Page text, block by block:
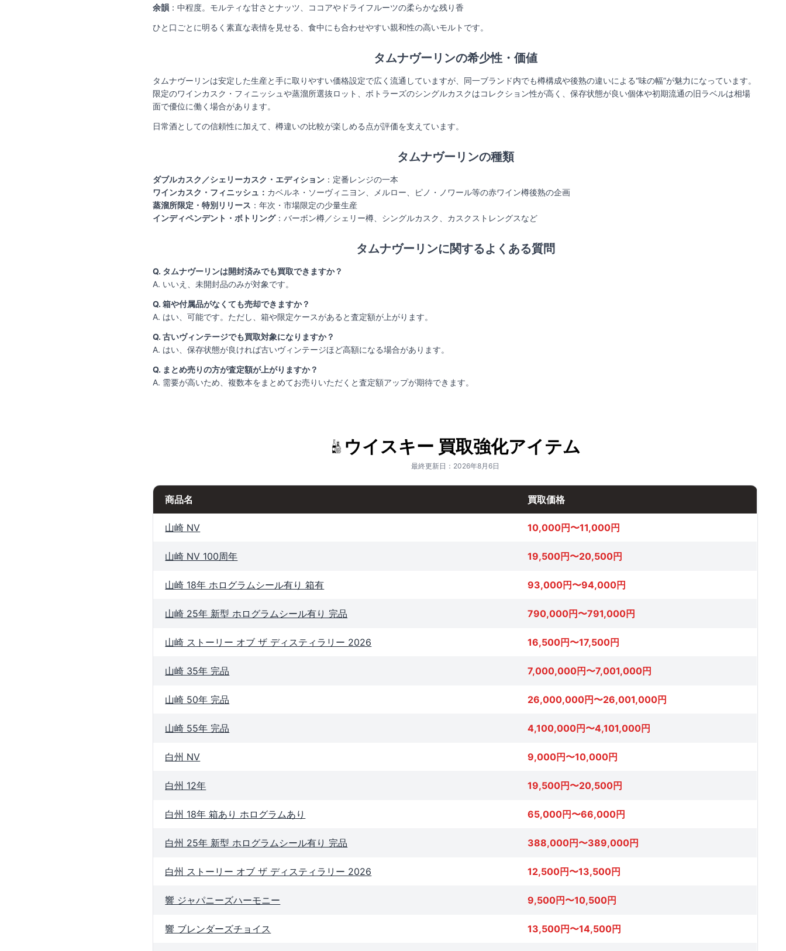
余韻 ：中程度。モルティな甘さとナッツ、ココアやドライフルーツの柔らかな残り香
ひと口ごとに明るく素直な表情を見せる、食中にも合わせやすい親和性の高いモルトです。
タムナヴーリンの希少性・価値
タムナヴーリンは安定した生産と手に取りやすい価格設定で広く流通していますが、同一ブランド内でも樽構成や後熟の違いによる“味の幅”が魅力になっています。
限定のワインカスク・フィニッシュや蒸溜所選抜ロット、ボトラーズのシングルカスクはコレクション性が高く、保存状態が良い個体や初期流通の旧ラベルは相場
面で優位に働く場合があります。
日常酒としての信頼性に加えて、樽違いの比較が楽しめる点が評価を支えています。
タムナヴーリンの種類
ダブルカスク／シェリーカスク・エディション ：定番レンジの一本
ワインカスク・フィニッシュ： カベルネ・ソーヴィニヨン、メルロー、ピノ・ノワール等の赤ワイン樽後熟の企画
蒸溜所限定・特別リリース ：年次・市場限定の少量生産
インディペンデント・ボトリング：バーボン樽／シェリー樽、シングルカスク、カスクストレングスなど
タムナヴーリンに関するよくある質問
Q. タムナヴーリンは開封済みでも買取できますか？
A. いいえ、未開封品のみが対象です。
Q. 箱や付属品がなくても売却できますか？
A. はい、可能です。ただし、箱や限定ケースがあると査定額が上がります。
Q. 古いヴィンテージでも買取対象になりますか？
A. はい、保存状態が良ければ古いヴィンテージほど高額になる場合があります。
Q. まとめ売りの方が査定額が上がりますか？
A. 需要が高いため、複数本をまとめてお売りいただくと査定額アップが期待できます。
ウイスキー 買取強化アイテム
最終更新日：2026年8月6日
商品名 買取価格
山崎 NV 10,000円〜11,000円
山崎 NV 100周年 19,500円〜20,500円
山崎 18年 ホログラムシール有り 箱有 93,000円〜94,000円
山崎 25年 新型 ホログラムシール有り 完品 790,000円〜791,000円
山崎 ストーリー オブ ザ ディスティラリー 2026 16,500円〜17,500円
山崎 35年 完品 7,000,000円〜7,001,000円
山崎 50年 完品 26,000,000円〜26,001,000円
山崎 55年 完品 4,100,000円〜4,101,000円
白州 NV 9,000円〜10,000円
白州 12年 19,500円〜20,500円
白州 18年 箱あり ホログラムあり 65,000円〜66,000円
白州 25年 新型 ホログラムシール有り 完品 388,000円〜389,000円
白州 ストーリー オブ ザ ディスティラリー 2026 12,500円〜13,500円
響 ジャパニーズハーモニー 9,500円〜10,500円
響 ブレンダーズチョイス 13,500円〜14,500円